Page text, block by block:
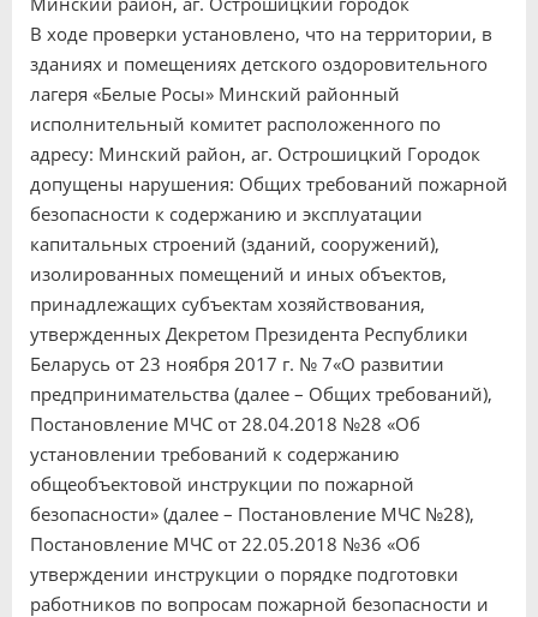
В ходе проверки установлено, что на территории, в
зданиях и помещениях детского оздоровительного
лагеря «Белые Росы» Минский районный
исполнительный комитет расположенного по
адресу: Минский район, аг. Острошицкий Городок
допущены нарушения: Общих требований пожарной
безопасности к содержанию и эксплуатации
капитальных строений (зданий, сооружений),
изолированных помещений и иных объектов,
принадлежащих субъектам хозяйствования,
утвержденных Декретом Президента Республики
Беларусь от 23 ноября 2017 г. № 7«О развитии
предпринимательства (далее – Общих требований),
Постановление МЧС от 28.04.2018 №28 «Об
установлении требований к содержанию
общеобъектовой инструкции по пожарной
безопасности» (далее – Постановление МЧС №28),
Постановление МЧС от 22.05.2018 №36 «Об
утверждении инструкции о порядке подготовки
работников по вопросам пожарной безопасности и